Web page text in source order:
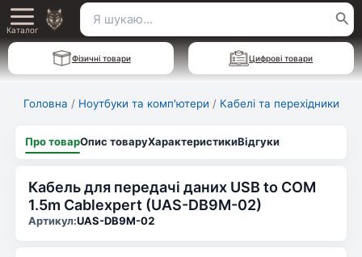
Перейти
до
вмісту
Main
Menu
Каталог
Пошук
для:
Фізичні товари Цифрові товари
Головна / Ноутбуки та комп'ютери / Кабелі та перехідники
Про товарОпис товаруХарактеристикиВідгуки
Кабель для передачі даних USB to COM
1.5m Cablexpert (UAS-DB9M-02)
Артикул:UAS-DB9M-02